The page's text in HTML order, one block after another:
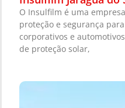
O Insulfilm é uma
proteção e segurança
corporativos e
de proteção solar,